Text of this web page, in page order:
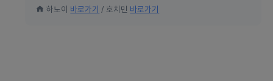
하노이 바로가기 / 호치민 바로가기